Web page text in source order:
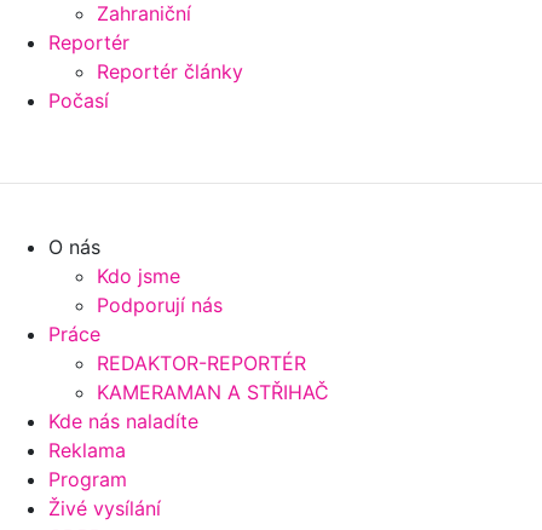
Zahraniční
Reportér
Reportér články
Počasí
O nás
Kdo jsme
Podporují nás
Práce
REDAKTOR-REPORTÉR
KAMERAMAN A STŘIHAČ
Kde nás naladíte
Reklama
Program
Živé vysílání